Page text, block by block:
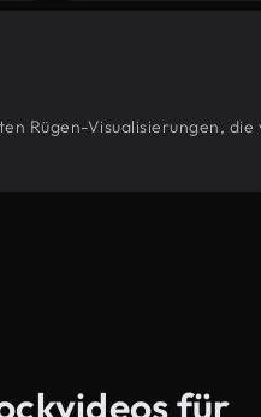
Rügen-Visualisierungen,
für